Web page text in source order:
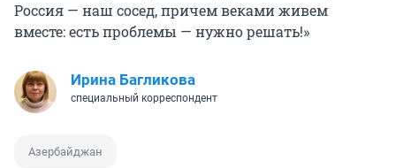
Россия — наш сосед, причем веками живем
вместе: есть проблемы — нужно решать!»
Ирина Багликова
специальный корреспондент
Азербайджан